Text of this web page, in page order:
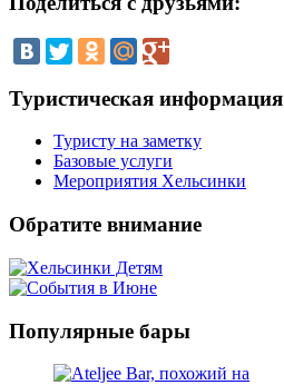
Туристическая информация
Туристу на заметку
Базовые услуги
Мероприятия Хельсинки
Обратите внимание
Популярные бары